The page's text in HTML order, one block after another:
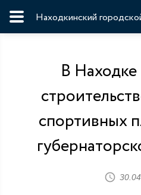
Находкинский
В Находке
спортивных